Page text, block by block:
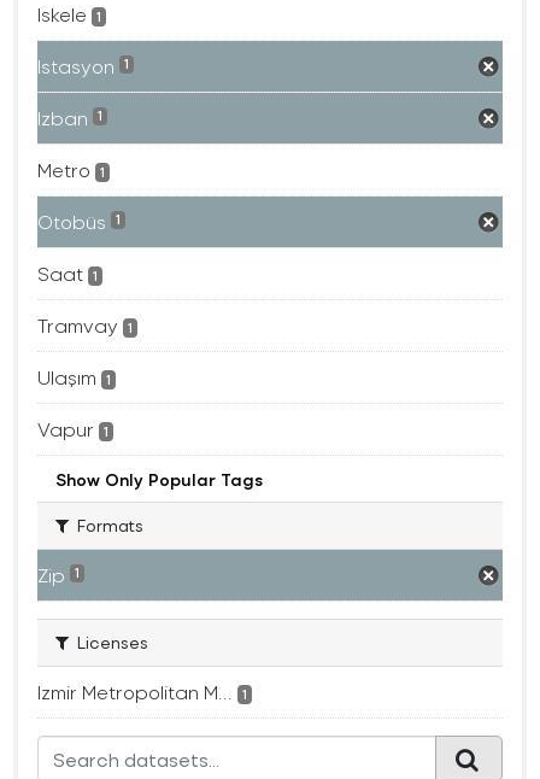
Iskele 1
Istasyon 1
Izban 1
Metro 1
Otobüs 1
Saat 1
Tramvay 1
Ulaşım 1
Vapur 1
Show Only Popular Tags
Formats
Zip 1
Licenses
Izmir Metropolitan M... 1